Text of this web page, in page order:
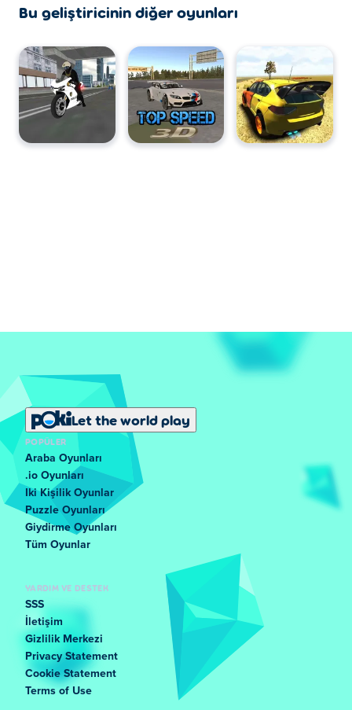
Bu geliştiricinin diğer oyunları
Let the world play
POPÜLER
Araba Oyunları
.io Oyunları
Iki Kişilik Oyunlar
Puzzle Oyunları
Giydirme Oyunları
Tüm Oyunlar
YARDIM VE DESTEK
SSS
İletişim
Gizlilik Merkezi
Privacy Statement
Cookie Statement
Terms of Use